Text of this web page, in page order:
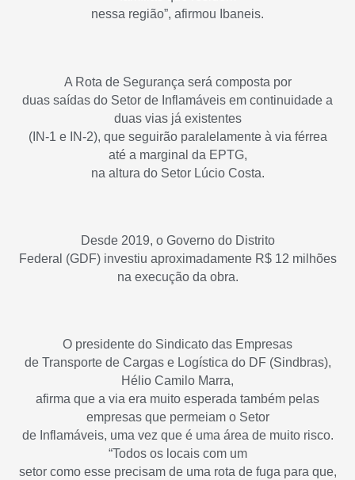
nessa região”, afirmou Ibaneis.
A Rota de Segurança será composta por
duas saídas do Setor de Inflamáveis em continuidade a
duas vias já existentes
(IN-1 e IN-2), que seguirão paralelamente à via férrea
até a marginal da EPTG,
na altura do Setor Lúcio Costa.
Desde 2019, o Governo do Distrito
Federal (GDF) investiu aproximadamente R$ 12 milhões
na execução da obra.
O presidente do Sindicato das Empresas
de Transporte de Cargas e Logística do DF (Sindbras),
Hélio Camilo Marra,
afirma que a via era muito esperada também pelas
empresas que permeiam o Setor
de Inflamáveis, uma vez que é uma área de muito risco.
“Todos os locais com um
setor como esse precisam de uma rota de fuga para que,